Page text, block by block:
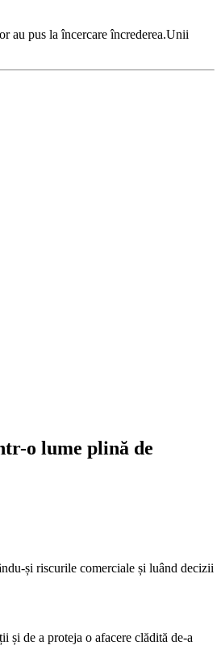
au pus la încercare încrederea.Unii
o lume plină de
și riscurile comerciale și luând decizii
și de a proteja o afacere clădită de-a